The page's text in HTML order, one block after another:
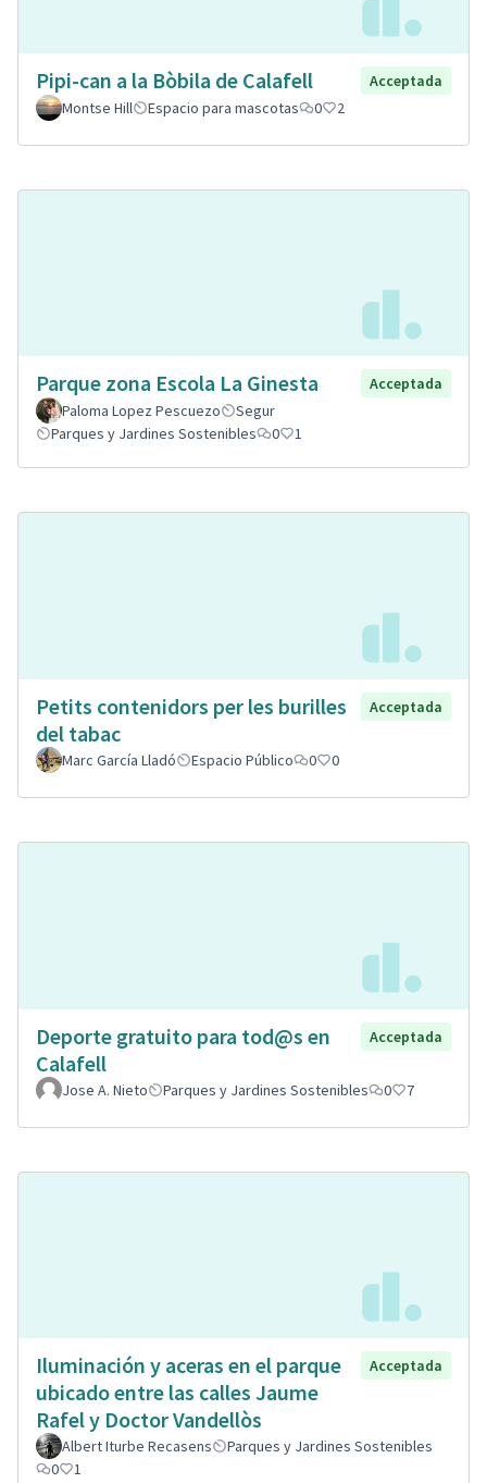
Pipi-can a la Bòbila de Calafell
Acceptada
Montse Hill
Espacio para mascotas 0 2
Parque zona Escola La Ginesta
Acceptada
Paloma Lopez Pescuezo
Segur
Parques y Jardines Sostenibles
0 1
Petits contenidors per les burilles
del tabac
Acceptada
Marc García Lladó Espacio Público 0 0
Deporte gratuito para tod@s en
Calafell
Acceptada
Jose A. Nieto Parques y Jardines Sostenibles 0 7
Iluminación y aceras en el parque
ubicado entre las calles Jaume
Rafel y Doctor Vandellòs
Acceptada
Albert Iturbe Recasens
Parques y Jardines Sostenibles
0
1